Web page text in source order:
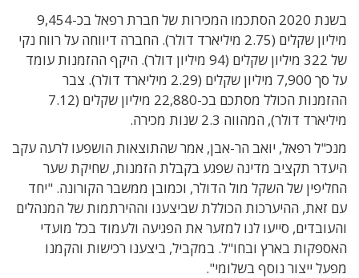
בשנת 2020 הסתכמו המכירות של חברת רפאל בכ-9,454
מיליון שקלים (2.75 מיליארד דולר). החברה דיווחה על רווח נקי
של 322 מיליון שקלים (94 מיליון דולר). היקף ההזמנות עומד
על סך 7,900 מיליון שקלים (2.29 מיליארד דולר). צבר
ההזמנות הכולל מסתכם בכ-22,880 מיליון שקלים (7.12
מיליארד דולר), המהווה 2.3 שנות מכירה.
מנכ"ל רפאל, יואב הר-אבן, אמר שהתוצאות הושפעו לרעה עקב
היעדר תקציב מדינה שפגע בקבלת הזמנות, שחיקת שער
החליפין של השקל מול הדולר, וכמובן ממשבר הקורונה. "יחד
עם זאת, ההיערכות הכוללת שביצענו וההירתמות של המנהלים
והעובדים, סייעו לנו למזער את הפגיעה ולעמוד בכל מועדי
האספקות בארץ ובחו"ל. במקביל, ביצענו רכישות והקמנו
מפעל ייצור נוסף בשלומי".